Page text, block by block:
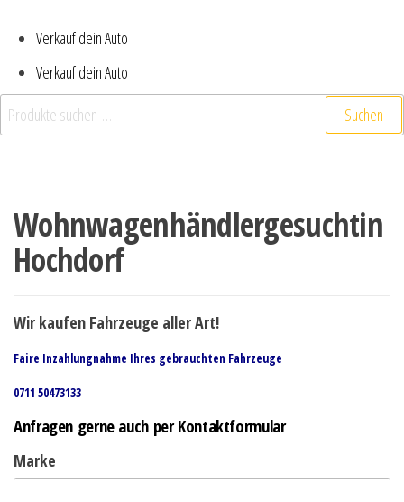
Verkauf dein Auto
Verkauf dein Auto
Suchen nach:
Suchen
Wohnwagenhändlergesuchtin
Hochdorf
Wir kaufen Fahrzeuge aller Art!
Faire Inzahlungnahme Ihres gebrauchten Fahrzeuge
0711 50473133
Anfragen gerne auch per Kontaktformular
Marke